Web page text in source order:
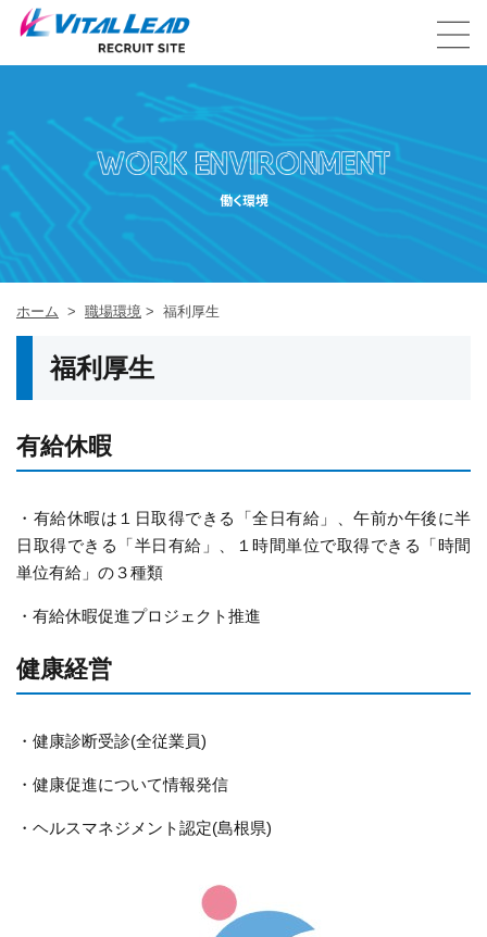
働く環境
ホーム 職場環境 福利厚生
福利厚生
有給休暇
・有給休暇は１日取得できる「全日有給」、午前か午後に半
日取得できる「半日有給」、１時間単位で取得できる「時間
単位有給」の３種類
・有給休暇促進プロジェクト推進
健康経営
・健康診断受診(全従業員)
・健康促進について情報発信
・ヘルスマネジメント認定(島根県)